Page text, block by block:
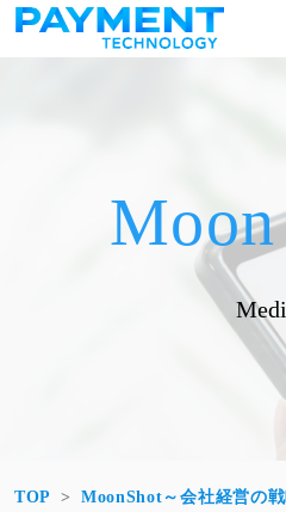
コンテンツへスキップ
メインナビゲーショ
TOP MoonShot～会社経営の